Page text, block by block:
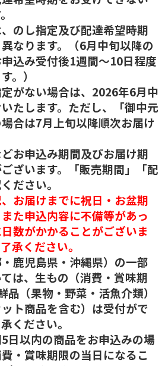
のし指定及び配達希望時期
なります。（6月中旬以降の
込み受付後1週間～10日程度
。）
がない場合は、2026年6月中
たします。ただし、「御中元
合は7月上旬以降順次お届け
お申込み期間及びお届け期
ざいます。「販売期間」「配
ださい。
お届けまでに祝日・お盆期
た申込内容に不備等があっ
数がかかることがございま
承ください。
鹿児島県・沖縄県）の一部
は、生もの（消費・賞味期
品（果物・野菜・活魚介類）
ト商品を含む）は受付がで
ください。
日以内の商品をお申込みの場
・賞味期限の当日になるこ